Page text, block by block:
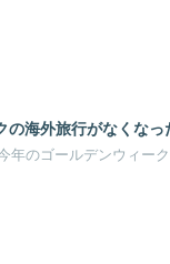
の海外旅行がなくなっ
年のゴールデンウィー